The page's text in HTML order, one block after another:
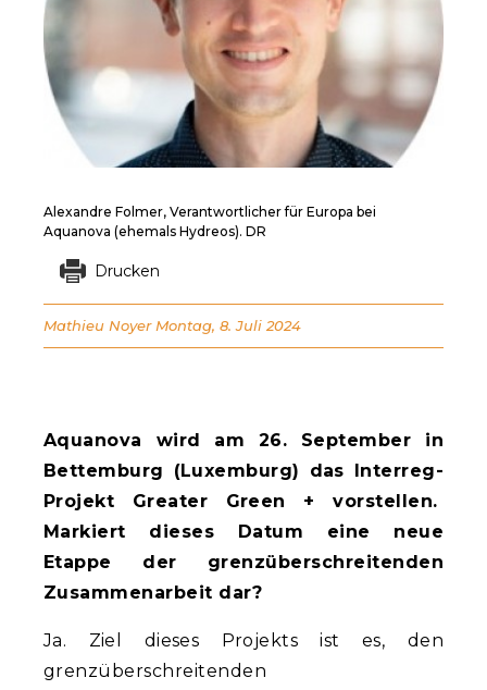
Aquanova wird am 26. September in
Bettemburg (Luxemburg) das Interreg-
Projekt Greater Green + vorstellen.
Markiert dieses Datum eine neue
Etappe der grenzüberschreitenden
Zusammenarbeit dar?
Ja. Ziel dieses Projekts ist es, den
grenzüberschreitenden
Alexandre Folmer, Verantwortlicher für Europa bei
Aquanova (ehemals Hydreos). DR
Drucken
Mathieu Noyer Montag, 8. Juli 2024